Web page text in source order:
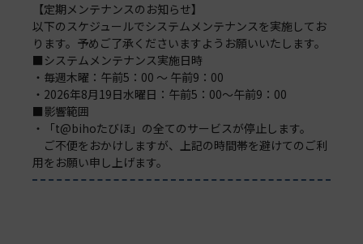
【定期メンテナンスのお知らせ】
以下のスケジュールでシステムメンテナンスを実施してお
ります。予めご了承くださいますようお願いいたします。
■システムメンテナンス実施日時
・毎週木曜：午前5：00 ～ 午前9：00
・2026年8月19日水曜日：午前5：00～午前9：00
■影響範囲
・「t@bihoたびほ」の全てのサービスが停止します。
ご不便をおかけしますが、上記の時間帯を避けてのご利
用をお願い申し上げます。